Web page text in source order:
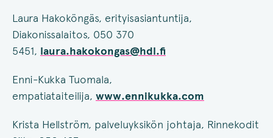
Laura Hakoköngäs, erityisasiantuntija,
Diakonissalaitos, 050 370
5451, laura.hakokongas@hdl.fi
Enni-Kukka Tuomala,
empatiataiteilija, www.ennikukka.com
Krista Hellström, palveluyksikön johtaja, Rinnekodit